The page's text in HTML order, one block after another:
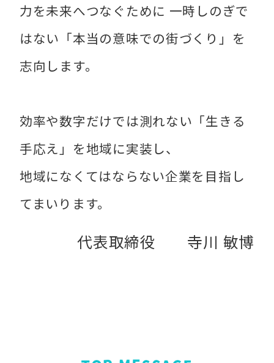
力を未来へつなぐために 一時しのぎで
はない「本当の意味での街づくり」を
志向します。
効率や数字だけでは測れない「生きる
手応え」を地域に実装し、
地域になくてはならない企業を目指し
てまいります。
代表取締役 寺川 敏博